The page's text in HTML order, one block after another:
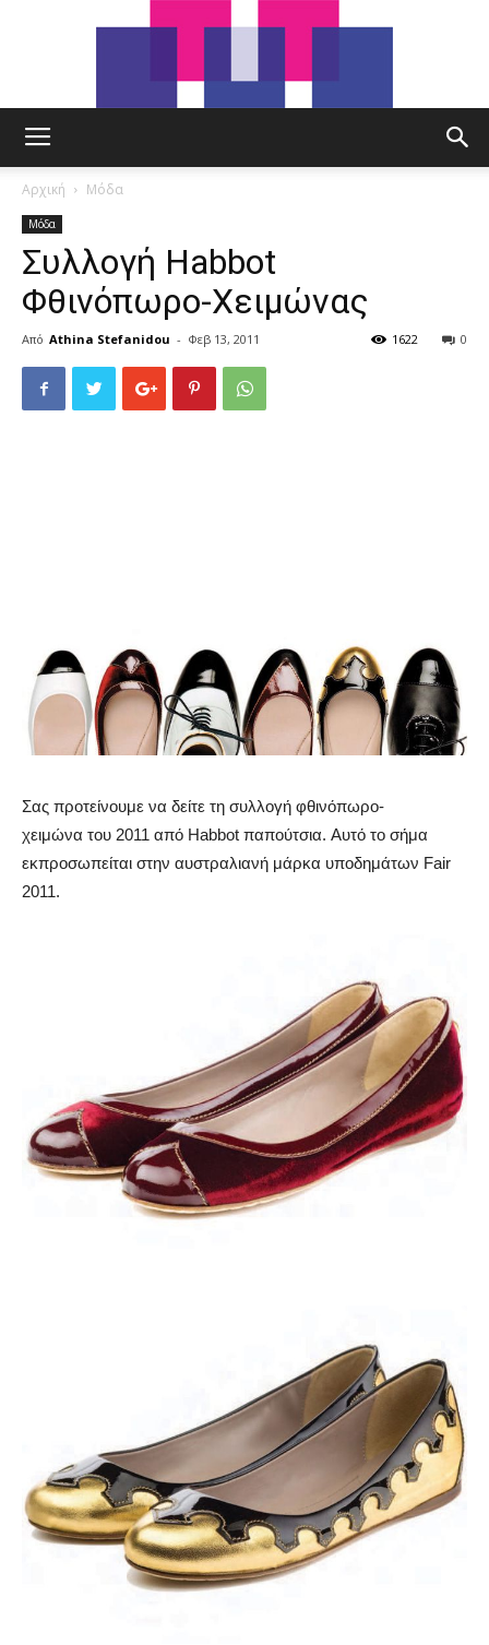
Αρχική Μόδα
Μόδα
Συλλογή Habbot
Φθινόπωρο-Χειμώνας
Από Athina Stefanidou - Φεβ 13, 2011 0
1622
Σας προτείνουμε να δείτε τη συλλογή φθινόπωρο-
χειμώνα του 2011 από Habbot παπούτσια. Αυτό το σήμα
εκπροσωπείται στην αυστραλιανή μάρκα υποδημάτων Fair
2011.